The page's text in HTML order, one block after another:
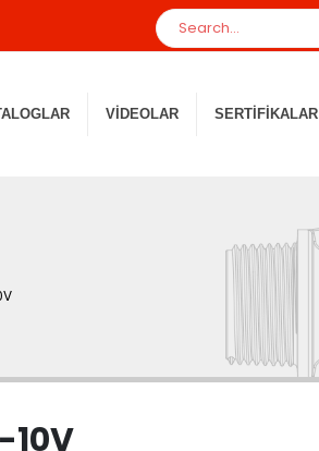
VIDEOLAR SERTIFIKALAR
10V